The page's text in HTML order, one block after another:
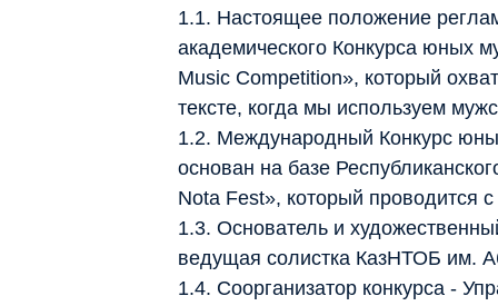
1.1. Настоящее положение
академического Конкурса юных
Music Competition», который
тексте, когда мы используем
1.2. Международный Конкурс
основан на базе
Nota Fest», который проводится
1.3. Основатель и
ведущая солистка КазНТОБ им.
1.4. Соорганизатор конкурса -